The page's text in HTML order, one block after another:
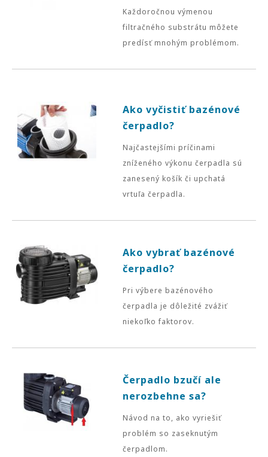
Každoročnou výmenou
filtračného substrátu môžete
predísť mnohým problémom.
Ako vyčistiť bazénové
čerpadlo?
Najčastejšími príčinami
zníženého výkonu čerpadla sú
zanesený košík či upchatá
vrtuľa čerpadla.
Ako vybrať bazénové
čerpadlo?
Pri výbere bazénového
čerpadla je dôležité zvážiť
niekoľko faktorov.
Čerpadlo bzučí ale
nerozbehne sa?
Návod na to, ako vyriešiť
problém so zaseknutým
čerpadlom.